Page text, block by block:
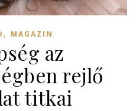
, MAGAZIN
az
rejlő
titkai